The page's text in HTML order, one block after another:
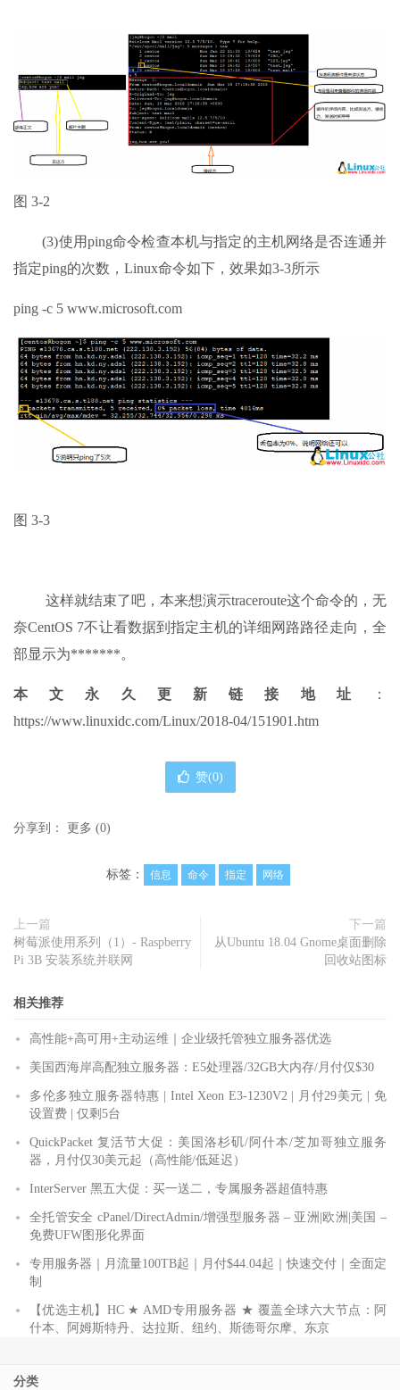
图 3-2
(3)使用ping命令检查本机与指定的主机网络是否连通并
指定ping的次数，Linux命令如下，效果如3-3所示
ping -c 5 www.microsoft.com
图 3-3
这样就结束了吧，本来想演示traceroute这个命令的，无
奈CentOS 7不让看数据到指定主机的详细网路路径走向，全
部显示为*******。
本文永久更新链接地址
：
https://www.linuxidc.com/Linux/2018-04/151901.htm
赞(0)
分享到： 更多 (0)
标签： 信息 命令 指定 网络
上一篇
树莓派使用系列（1）- Raspberry
Pi 3B 安装系统并联网
下一篇
从Ubuntu 18.04 Gnome桌面删除
回收站图标
相关推荐
高性能+高可用+主动运维｜企业级托管独立服务器优选
美国西海岸高配独立服务器：E5处理器/32GB大内存/月付仅$30
多伦多独立服务器特惠 | Intel Xeon E3-1230V2 | 月付29美元 | 免
设置费 | 仅剩5台
QuickPacket 复活节大促：美国洛杉矶/阿什本/芝加哥独立服务
器，月付仅30美元起（高性能/低延迟）
InterServer 黑五大促：买一送二，专属服务器超值特惠
全托管安全 cPanel/DirectAdmin/增强型服务器 – 亚洲|欧洲|美国 –
免费UFW图形化界面
专用服务器｜月流量100TB起｜月付$44.04起｜快速交付｜全面定
制
【优选主机】HC ★ AMD专用服务器 ★ 覆盖全球六大节点：阿
什本、阿姆斯特丹、达拉斯、纽约、斯德哥尔摩、东京
分类